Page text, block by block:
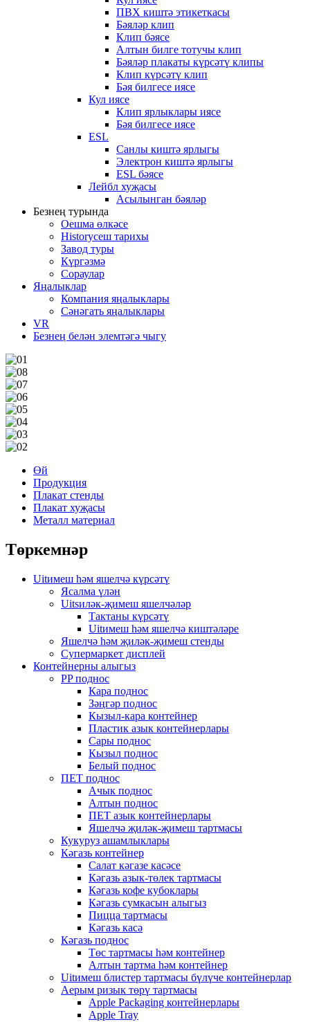
ПВХ киштә этикеткасы
Бәяләр клип
Клип бәясе
Алтын билге тотучы клип
Бәяләр плакаты күрсәтү клипы
Клип күрсәтү клип
Бәя билгесе иясе
Кул иясе
Клип ярлыклары иясе
Бәя билгесе иясе
ESL
Санлы киштә ярлыгы
Электрон киштә ярлыгы
ESL бәясе
Лейбл хуҗасы
Асылынган бәяләр
Безнең турында
Оешма өлкәсе
Historyсеш тарихы
Завод туры
Күргәзмә
Сораулар
Яңалыклар
Компания яңалыклары
Сәнәгать яңалыклары
VR
Безнең белән элемтәгә чыгу
Өй
Продукция
Плакат стенды
Плакат хуҗасы
Металл материал
Төркемнәр
Uitимеш һәм яшелчә күрсәтү
Ясалма үлән
Uitsиләк-җимеш яшелчәләр
Тактаны күрсәтү
Uitимеш һәм яшелчә киштәләре
Яшелчә һәм җиләк-җимеш стенды
Супермаркет дисплей
Контейнерны алыгыз
PP поднос
Кара поднос
Зәңгәр поднос
Кызыл-кара контейнер
Пластик азык контейнерлары
Сары поднос
Кызыл поднос
Белый поднос
ПЕТ поднос
Ачык поднос
Алтын поднос
ПЕТ азык контейнерлары
Яшелчә җиләк-җимеш тартмасы
Кукуруз ашамлыклары
Кәгазь контейнер
Салат кәгазе касәсе
Кәгазь азык-төлек тартмасы
Кәгазь кофе кубоклары
Кәгазь сумкасын алыгыз
Пицца тартмасы
Кәгазь касә
Кәгазь поднос
Төс тартмасы һәм контейнер
Алтын тартма һәм контейнер
Uitимеш блистер тартмасы бүлүче контейнерлар
Аерым ризык төрү тартмасы
Apple Packaging контейнерлары
Apple Tray